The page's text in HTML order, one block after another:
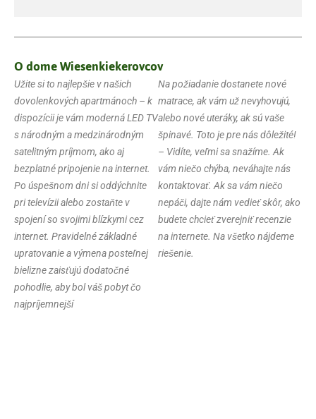
O dome Wiesenkiekerovcov
Užite si to najlepšie v našich
dovolenkových apartmánoch – k
dispozícii je vám moderná LED TV
s národným a medzinárodným
satelitným príjmom, ako aj
bezplatné pripojenie na internet.
Po úspešnom dni si oddýchnite
pri televízii alebo zostaňte v
spojení so svojimi blízkymi cez
internet. Pravidelné základné
upratovanie a výmena posteľnej
bielizne zaisťujú dodatočné
pohodlie, aby bol váš pobyt čo
najpríjemnejší
Na požiadanie dostanete nové
matrace, ak vám už nevyhovujú,
alebo nové uteráky, ak sú vaše
špinavé. Toto je pre nás dôležité!
– Vidíte, veľmi sa snažíme. Ak
vám niečo chýba, neváhajte nás
kontaktovať. Ak sa vám niečo
nepáči, dajte nám vedieť skôr, ako
budete chcieť zverejniť recenzie
na internete. Na všetko nájdeme
riešenie.